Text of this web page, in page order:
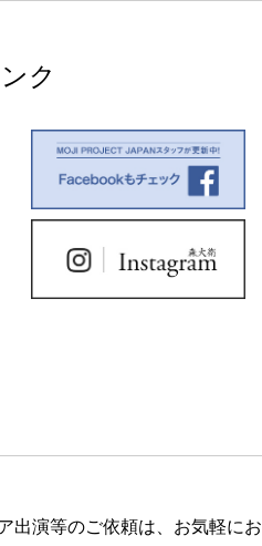
ク
出演等のご依頼は、お気軽にお